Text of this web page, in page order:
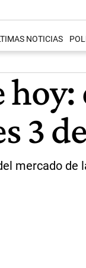
NOTICIAS
3
mercado de